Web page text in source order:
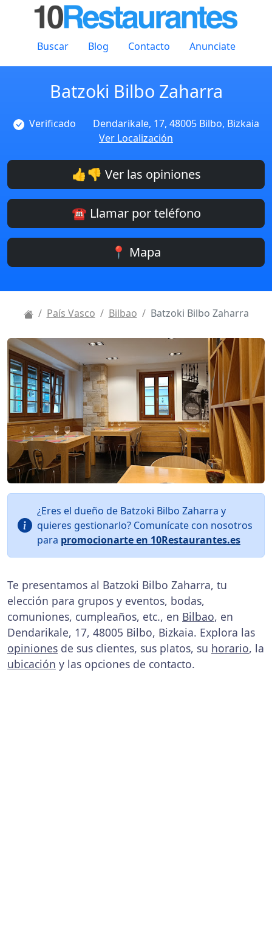
Buscar Blog Contacto Anunciate
Batzoki Bilbo Zaharra
Verificado
Dendarikale, 17, 48005 Bilbo, Bizkaia
Ver Localización
👍👎 Ver las opiniones
☎️ Llamar por teléfono
📍 Mapa
País Vasco Bilbao Batzoki Bilbo Zaharra
¿Eres el dueño de Batzoki Bilbo Zaharra y
quieres gestionarlo? Comunícate con nosotros
para promocionarte en 10Restaurantes.es
Te presentamos al Batzoki Bilbo Zaharra, tu
elección para grupos y eventos, bodas,
comuniones, cumpleaños, etc., en Bilbao, en
Dendarikale, 17, 48005 Bilbo, Bizkaia. Explora las
opiniones de sus clientes, sus platos, su horario, la
ubicación y las opciones de contacto.